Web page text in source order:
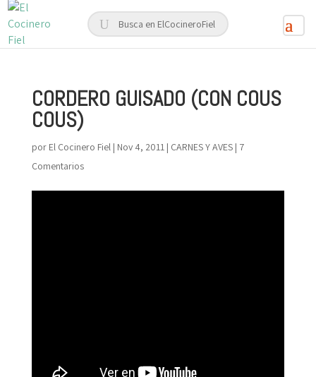
CORDERO GUISADO (CON COUS
COUS)
por El Cocinero Fiel| Nov 4, 2011| CARNES Y AVES| 7
Comentarios